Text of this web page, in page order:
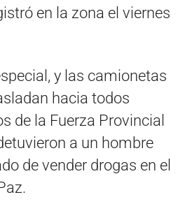
en la zona el viernes
y las camionetas
hacia todos
de la Fuerza Provincial
a un hombre
de vender drogas en el